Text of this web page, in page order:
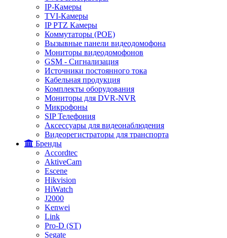
IP-Камеры
TVI-Камеры
IP PTZ Камеры
Коммутаторы (POE)
Вызывные панели видеодомофона
Мониторы видеодомофонов
GSM - Сигнализация
Источники постоянного тока
Кабельная продукция
Комплекты оборудования
Мониторы для DVR-NVR
Микрофоны
SIP Телефония
Аксессуары для видеонаблюдения
Видеорегистраторы для транспорта
Бренды
Accordtec
AktiveCam
Escene
Hikvision
HiWatch
J2000
Kenwei
Link
Pro-D (ST)
Segate